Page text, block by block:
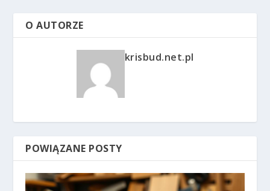
O AUTORZE
krisbud.net.pl
POWIĄZANE POSTY